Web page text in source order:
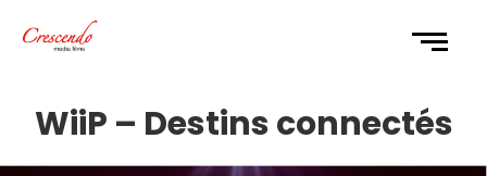
WiiP – Destins connectés